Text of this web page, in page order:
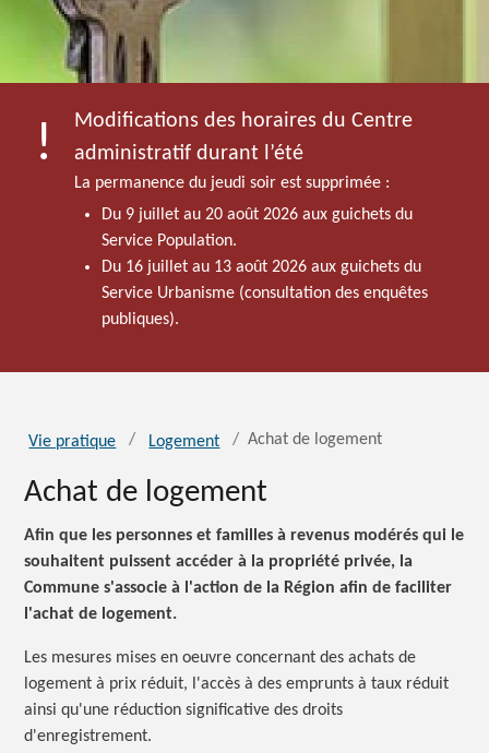
Modifications des horaires du Centre
administratif durant l’été
La permanence du jeudi soir est supprimée :
Du 9 juillet au 20 août 2026 aux guichets du
Service Population.
Du 16 juillet au 13 août 2026 aux guichets du
Service Urbanisme (consultation des enquêtes
publiques).
Vie pratique Logement Achat de logement
Achat de logement
Afin que les personnes et familles à revenus modérés qui le
souhaitent puissent accéder à la propriété privée, la
Commune s'associe à l'action de la Région afin de faciliter
l'achat de logement.
Les mesures mises en oeuvre concernant des achats de
logement à prix réduit, l'accès à des emprunts à taux réduit
ainsi qu'une réduction significative des droits
d'enregistrement.